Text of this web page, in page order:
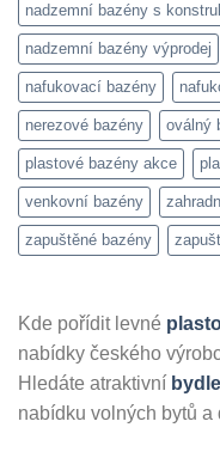
nadzemní bazény s
nadzemní bazény výprodej
nafukovací bazény
nerezové bazény oválný
plastové bazény akce
venkovní bazény
zapuštěné bazény
Kde pořídit levné
nabídky českého
Hledáte atraktivní
nabídku volných bytů a